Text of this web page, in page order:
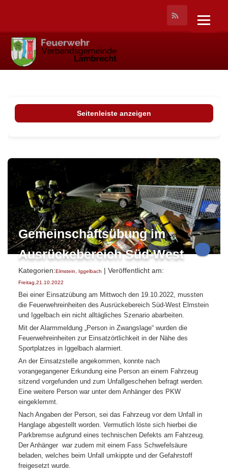
Gemeinschaftsübung im
Ausrückebereich Süd-West
Kategorien:Elmstein Iggelbach | Veröffentlicht am:
Freitag,21.10.2022
Bei einer Einsatzübung am Mittwoch den 19.10.2022, mussten
die Feuerwehreinheiten des Ausrückebereich Süd-West Elmstein
und Iggelbach ein nicht alltägliches Szenario abarbeiten.
Mit der Alarmmeldung „Person in Zwangslage“ wurden die
Feuerwehreinheiten zur Einsatzörtlichkeit in der Nähe des
Sportplatzes in Iggelbach alarmiert.
An der Einsatzstelle angekommen, konnte nach
vorangegangener Erkundung eine Person an einem Fahrzeug
sitzend vorgefunden und zum Unfallgeschehen befragt werden.
Eine weitere Person war unter dem Anhänger des PKW
eingeklemmt.
Nach Angaben der Person, sei das Fahrzeug vor dem Unfall in
Hanglage abgestellt worden. Vermutlich löste sich hierbei die
Parkbremse aufgrund eines technischen Defekts am Fahrzeug.
Der Anhänger war zudem mit einem Fass Schwefelsäure
beladen, welches beim Unfall umkippte und der Gefahrstoff
freigesetzt wurde.
Seitenleiste anzeigen